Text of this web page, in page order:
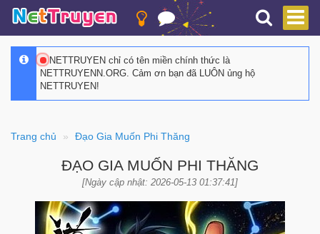
NETTRUYEN chỉ có tên miền chính thức là
NETTRUYENN.ORG. Cảm ơn bạn đã LUÔN ủng hộ
NETTRUYEN!
Trang chủ Đạo Gia Muốn Phi Thăng
ĐẠO GIA MUỐN PHI THĂNG
[Ngày cập nhật: 2026-05-13 01:37:41]